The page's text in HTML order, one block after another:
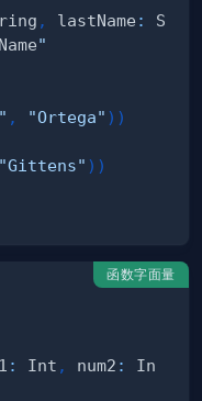
, lastName :
S
"
, "Ortega" ) )
"Gittens" ) )
函数字面量
: Int , num2 :
In